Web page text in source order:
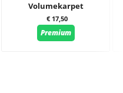
Volumekarpet
€ 17,50
Premium